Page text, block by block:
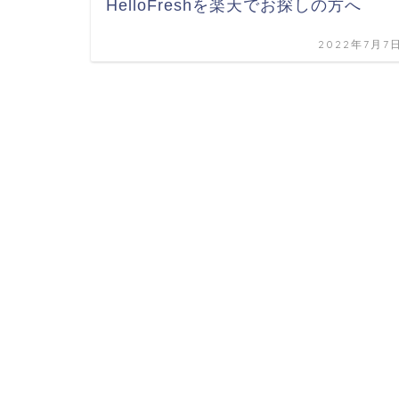
HelloFreshを楽天でお探しの方へ
2022年7月7